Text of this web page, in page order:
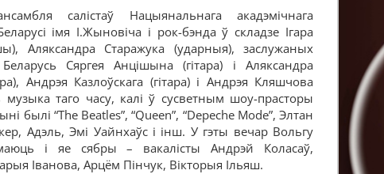
салістаў Нацыянальнага акадэмічнага
імя І.Жыновіча і рок-бэнда ў складзе Ігара
Аляксандра Старажука (ударныя), заслужаных
Беларусь Сяргея Анцішына (гітара) і Аляксандра
Андрэя Казлоўскага (гітара) і Андрэя Кляшчова
музыка таго часу, калі ў сусветным шоу-прасторы
былі “The Beatles”, “Queen”, “Depeche Mode”, Элтан
Адэль, Эмі Уайнхаўс і інш. У гэты вечар Вольгу
і яе сябры – вакалісты Андрэй Коласаў,
Іванова, Арцём Пінчук, Вікторыя Ільяш.